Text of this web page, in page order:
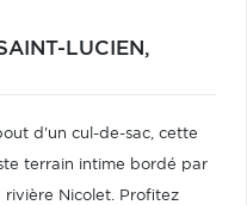
LUCIEN,
d'un cul-de-sac, cette
terrain intime bordé par
rivière Nicolet. Profitez